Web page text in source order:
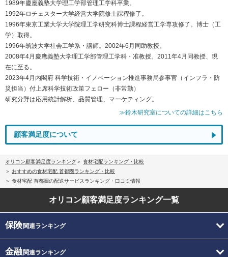
1989年慶應義塾大学理工学部管理工学科卒業。
1992年ロチェスター大学経営大学院修士課程修了。
1996年東京工業大学大学院理工学研究科博士課程経営工学専攻修了。博士（工
学）取得。
1996年筑波大学社会工学系・講師。2002年6月同助教授。
2008年4月慶應義塾大学理工学部管理工学科・准教授。2011年4月同教授、現
在に至る。
2023年4月内閣府 科学技術・イノベーション推進事務局参事官（インフラ・防
災担当）付上席科学技術政策フェロー（非常勤）
研究分野は応用統計解析、品質管理、マーケティング。
≫鈴木研究室についての詳細はこちら
顧客満足度について
オリコン顧客満足度ランキング
食材宅配ランキング・比較
おすすめの食材宅配 首都圏ランキング・比較
食材宅配 首都圏の配送サービスランキング・口コミ情報
オリコン顧客満足度ランキング一覧
保険関連ランキング
金融関連ランキング